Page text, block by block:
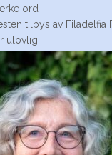
ord
tilbys av
ulovlig.